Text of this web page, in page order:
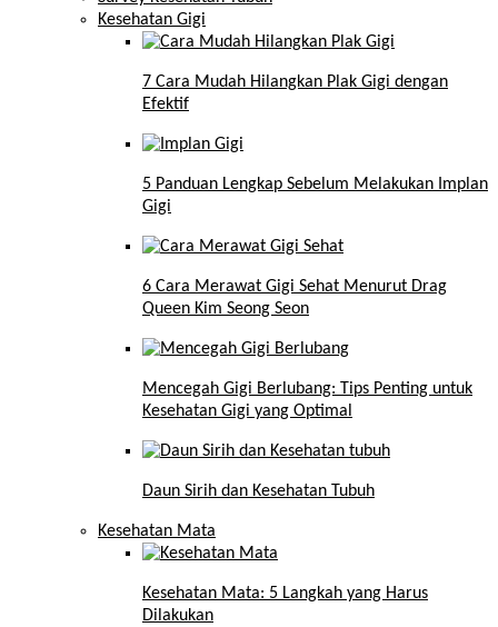
Kesehatan Gigi
7 Cara Mudah Hilangkan Plak Gigi dengan
Efektif
5 Panduan Lengkap Sebelum Melakukan Implan
Gigi
6 Cara Merawat Gigi Sehat Menurut Drag
Queen Kim Seong Seon
Mencegah Gigi Berlubang: Tips Penting untuk
Kesehatan Gigi yang Optimal
Daun Sirih dan Kesehatan Tubuh
Kesehatan Mata
Kesehatan Mata: 5 Langkah yang Harus
Dilakukan